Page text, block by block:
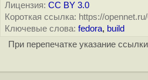
Лицензия: CC BY 3.0
Короткая ссылка: https://
Ключевые слова: fedora, build
При перепечатке указание